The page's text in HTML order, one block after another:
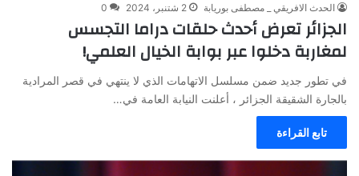
الحدث الافريقي _ مصطفى بوريابة 2 شتنبر، 2024 0
الجزائر تعرض أحدث حلقات دراما التجسس
لمغاربة دخلوا عبر بوابة الخيال العلمي!
في تطور جديد ضمن مسلسل الاتهامات الذي لا ينتهي في قصر المرادية
بالجارة الشقيقة الجزائر ، أعلنت النيابة العامة في…
تابع القراءة